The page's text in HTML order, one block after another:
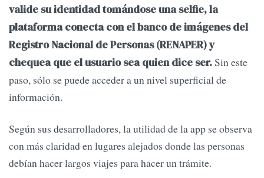
valide su identidad tomándose una selfie, la
plataforma conecta con el banco de imágenes del
Registro Nacional de Personas (RENAPER) y
chequea que el usuario sea quien dice ser.Sin este
paso, sólo se puede acceder a un nivel superficial de
información.
Según sus desarrolladores, la utilidad de la app se observa
con más claridad en lugares alejados donde las personas
debían hacer largos viajes para hacer un trámite.